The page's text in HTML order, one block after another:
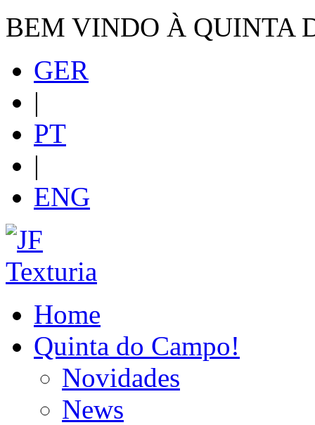
BEM VINDO À QUINTA
GER
|
PT
|
ENG
Home
Quinta do Campo!
Novidades
News